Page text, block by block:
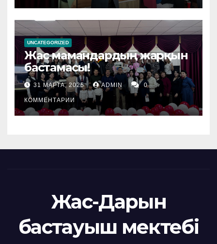
UNCATEGORIZED
Жас мамандардың жарқын
бастамасы!
31 МАРТА, 2025 ADMIN 0
КОММЕНТАРИИ
Жас-Дарын
бастауыш мектебі